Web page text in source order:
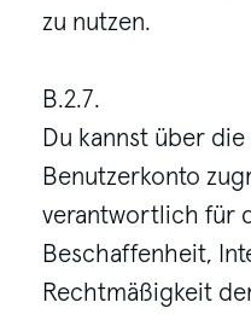
zu nutzen.
B.2.7.
Du kannst über
Benutzerkonto
verantwortlich für
Beschaffenheit,
Rechtmäßigkeit